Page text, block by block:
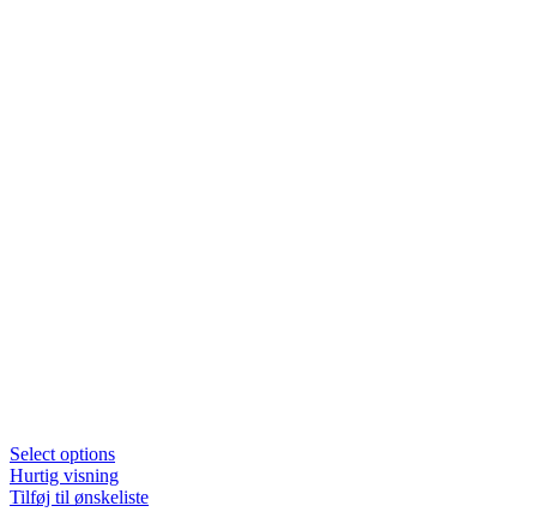
Select options
Hurtig visning
Tilføj til ønskeliste